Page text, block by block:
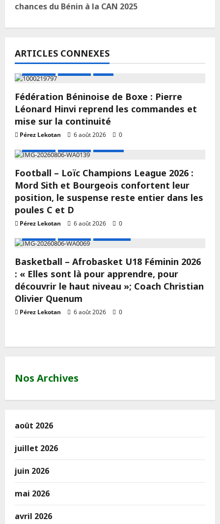
chances du Bénin à la CAN 2025
ARTICLES CONNEXES
Fédération Béninoise de Boxe : Pierre
Léonard Hinvi reprend les commandes et
mise sur la continuité
Pérez Lekotan 6 août 2026
0
Football – Loïc Champions League 2026 :
Mord Sith et Bourgeois confortent leur
position, le suspense reste entier dans les
poules C et D
Pérez Lekotan 6 août 2026
0
Basketball – Afrobasket U18 Féminin 2026
: « Elles sont là pour apprendre, pour
découvrir le haut niveau »; Coach Christian
Olivier Quenum
Pérez Lekotan 6 août 2026 0
Nos Archives
août 2026
juillet 2026
juin 2026
mai 2026
avril 2026